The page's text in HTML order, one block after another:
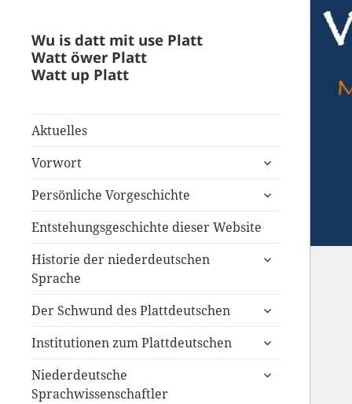
Wu is datt mit use Platt
Watt öwer Platt
Watt up Platt
Aktuelles
Vorwort
untermenü
Persönliche Vorgeschichte
untermenü
Entstehungsgeschichte dieser Website
Historie der niederdeutschen
Sprache
untermenü
Der Schwund des Plattdeutschen
untermenü
Institutionen zum Plattdeutschen
untermenü
Niederdeutsche
Sprachwissenschaftler
untermenü